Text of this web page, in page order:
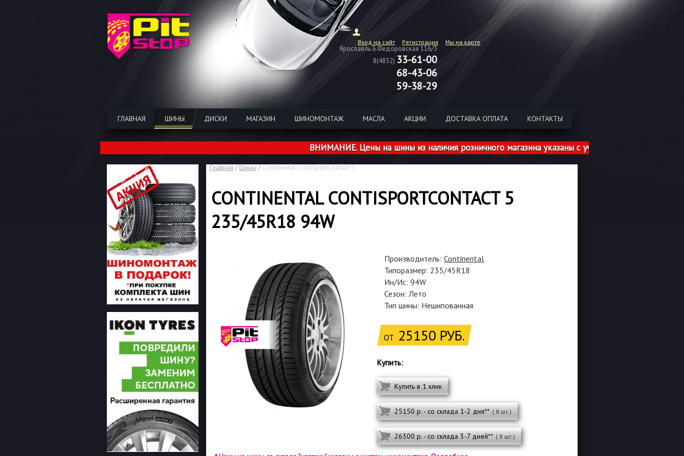
Вход на сайт Регистрация Мы на карте
Ярославль Б.Федоровская 116/3
8(4852) 33-61-00
68-43-06
59-38-29
ГЛАВНАЯ ШИНЫ ДИСКИ МАГАЗИН ШИНОМОНТАЖ МАСЛА АКЦИИ ДОСТАВКА ОПЛАТА КОНТАКТЫ
ВНИМАНИЕ. Цены на шины из наличия розничного магазина указаны с учетом шиномонтажа!
Главная / Шины / Continental ContiSportContact 5
CONTINENTAL CONTISPORTCONTACT 5
235/45R18 94W
Производитель: Continental
Типоразмер: 235/45R18
Ин/Ис: 94W
Сезон: Лето
Тип шины: Нешипованная
ОТ 25150 РУБ.
Купить:
Купить в 1 клик
25150 р. - со склада 1-2 дня** ( 8 шт.)
26300 р. - со склада 3-7 дней** ( 8 шт.)